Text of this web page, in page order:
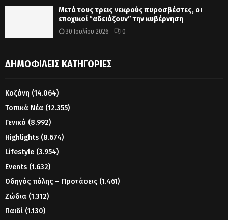
Μετά τους τρεις νεκρούς πυροσβέστες, οι
εποχικοί “αδειάζουν” την κυβέρνηση
30 Ιουλίου 2026 0
ΔΗΜΟΦΙΛΕΊΣ ΚΑΤΗΓΟΡΊΕΣ
Κοζάνη (14.064)
Τοπικά Νέα (12.355)
Γενικά (8.992)
Highlights (8.674)
Lifestyle (3.954)
Events (1.632)
Οδηγός πόλης – Προτάσεις (1.461)
Ζώδια (1.312)
Παιδί (1.130)